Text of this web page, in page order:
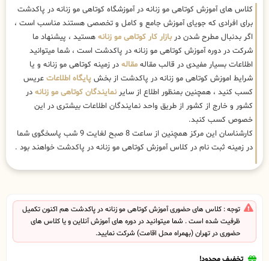
کلاس های آموزش کوتاهی مو زنانه در آموزشگاه کوتاهی مو زنانه در پاکدشت
برای افرادی که جویای آموزش جامع و کامل و تخصصی هستند مناسب است ،
اگر بدنبال مطرح شدن دربازار کار کوتاهی مو زنانه هستید ، پیشنهاد ما
شرکت در دوره آموزش کوتاهی مو زنانه در پاکدشت است ، شما میتوانید
اطلاعات بسیار مفیدی در قالب مقاله مقاله در زمینه کوتاهی مو زنانه و یا
شرایط اموزش کوتاهی مو زنانه در پاکدشت از بخش پایگاه اطلاعات عریس
کسب کنید ، همچنین بمنظور اطلاع از سایرنمایندگان کوتاهی مو زنانه در
کشور و خارج از کشور از طریق واحد نمایندگان اطلاعات بیشتری در این
خصوص کسب کنبد.
کارشناسان این مرکز همچنین از ساعت 8 صبح لغایت 9 شب پاسخگوی شما
در زمینه ثبت نام در کلاس آموزش کوتاهی مو زنانه در پاکدشت خواهند بود .
توجه : کلاس های حضوری آموزش کوتاهی مو زنانه در پاکدشت هم اکنون تکمیل
ظرفیت شده است . شما میتوانید در دوره های آموزش آنلاین و یا کلاس های
حضوری در تهران (بهمراه محل اقامت) شرکت نمایید.
تخفیف محدود!